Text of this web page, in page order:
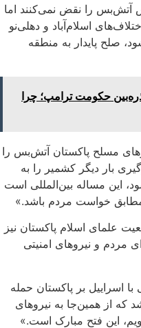
را نقض نمی‌کنند اما
اسلام‌آباد و دهلی‌نو
صلح پایدار به منطقه
ذره‌بین حکومت ترامپ؛ چرا
مسلح پاکستان آتش‌بس را
بار دیگر کشمیر را به
این مساله بین‌المللی است
خواست مردم باشد.»
علمای اسلام پاکستان نیز
مردم و نیروهای امنیتی
اسراییل بر پاکستان حمله
که از همین‌جا به نیروهای
این فتح مبارک است.»